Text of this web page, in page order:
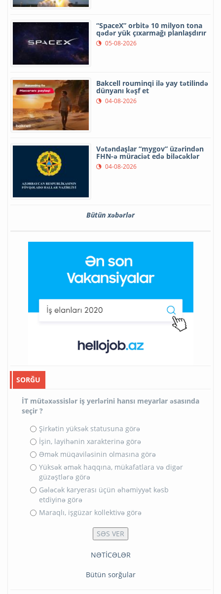
“SpaceX” orbitə 10 milyon tona
qədər yük çıxarmağı planlaşdırır
05-08-2026
Bakcell rouminqi ilə yay tətilində
dünyanı kəşf et
04-08-2026
Vətəndaşlar “mygov” üzərindən
FHN-ə müraciət edə biləcəklər
04-08-2026
Bütün xəbərlər
SORĞU
İT mütəxəssislər iş yerlərini hansı meyarlar əsasında
seçir ?
Şirkətin yüksək statusuna görə
İşin, layihənin xarakterinə görə
Əmək müqaviləsinin olmasına görə
Yüksək əmək haqqına, mükafatlara və digər
güzəştlərə görə
Gələcək karyerası üçün əhəmiyyət kəsb
etdiyinə görə
Maraqlı, işgüzar kollektivə görə
NƏTİCƏLƏR
Bütün sorğular